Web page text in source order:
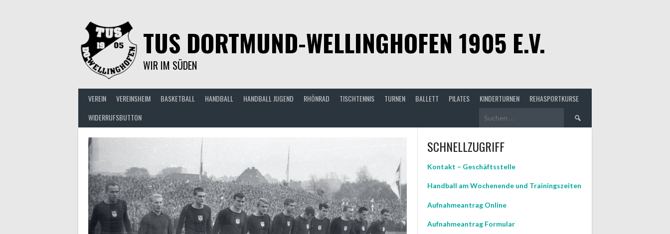
TUS DORTMUND-WELLINGHOFEN 1905 E.V.
WIR IM SÜDEN
VEREIN VEREINSHEIM BASKETBALL HANDBALL HANDBALL JUGEND RHÖNRAD TISCHTENNIS TURNEN BALLETT PILATES KINDERTURNEN
REHASPORTKURSE
WIDERRUFSBUTTON
Suchen
SCHNELLZUGRIFF
Kontakt – Geschäftsstelle
Handball am Wochenende und Trainingszeiten
Aufnahmeantrag Online
Aufnahmeantrag Formular